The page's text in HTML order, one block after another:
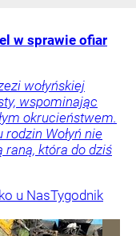
w sprawie ofiar
wołyńskiej
wspominając
okrucieństwem.
Wołyń nie
raną, która do dziś
u NasTygodnik